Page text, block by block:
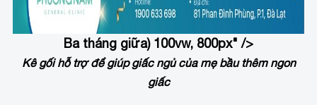
Ba tháng giữa) 100vw, 800px" />
Kê gối hỗ trợ để giúp giấc ngủ của mẹ bầu thêm ngon
giấc